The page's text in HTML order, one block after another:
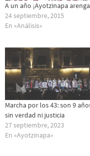
A un año ¡Ayotzinapa
24 septiembre, 2015
En «Análisis»
Marcha por los 43: son 9
sin verdad ni justicia
27 septiembre, 2023
En «Ayotzinapa»